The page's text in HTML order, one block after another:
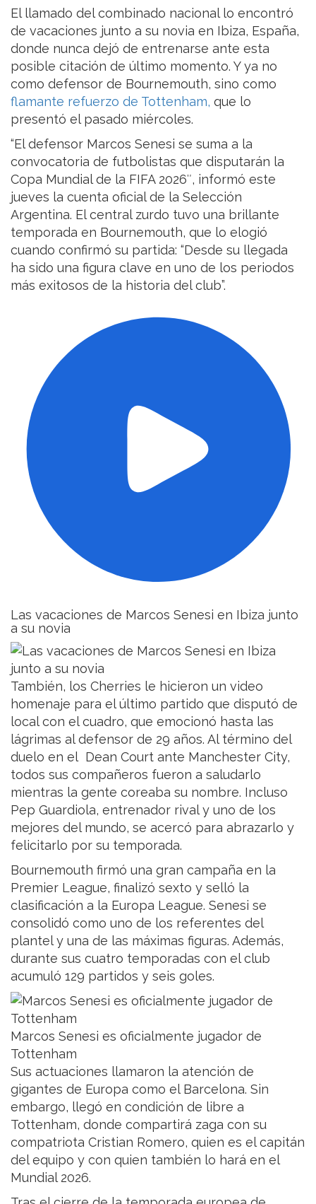
El llamado del combinado nacional lo encontró
de vacaciones junto a su novia en Ibiza, España,
donde nunca dejó de entrenarse ante esta
posible citación de último momento. Y ya no
como defensor de Bournemouth, sino como
flamante refuerzo de Tottenham, que lo
presentó el pasado miércoles.
“El defensor Marcos Senesi se suma a la
convocatoria de futbolistas que disputarán la
Copa Mundial de la FIFA 2026″, informó este
jueves la cuenta oficial de la Selección
Argentina. El central zurdo tuvo una brillante
temporada en Bournemouth, que lo elogió
cuando confirmó su partida: “Desde su llegada
ha sido una figura clave en uno de los periodos
más exitosos de la historia del club”.
Las vacaciones de Marcos Senesi en Ibiza junto
a su novia
También, los Cherries le hicieron un video
homenaje para el último partido que disputó de
local con el cuadro, que emocionó hasta las
lágrimas al defensor de 29 años. Al término del
duelo en el Dean Court ante Manchester City,
todos sus compañeros fueron a saludarlo
mientras la gente coreaba su nombre. Incluso
Pep Guardiola, entrenador rival y uno de los
mejores del mundo, se acercó para abrazarlo y
felicitarlo por su temporada.
Bournemouth firmó una gran campaña en la
Premier League, finalizó sexto y selló la
clasificación a la Europa League. Senesi se
consolidó como uno de los referentes del
plantel y una de las máximas figuras. Además,
durante sus cuatro temporadas con el club
acumuló 129 partidos y seis goles.
Marcos Senesi es oficialmente jugador de
Tottenham
Sus actuaciones llamaron la atención de
gigantes de Europa como el Barcelona. Sin
embargo, llegó en condición de libre a
Tottenham, donde compartirá zaga con su
compatriota Cristian Romero, quien es el capitán
del equipo y con quien también lo hará en el
Mundial 2026.